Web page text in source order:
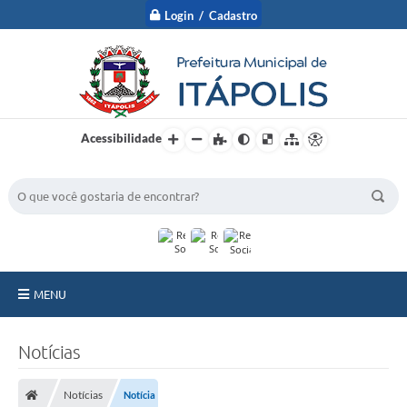
Login / Cadastro
Acessibilidade
MENU
Notícias
Notícias Notícia